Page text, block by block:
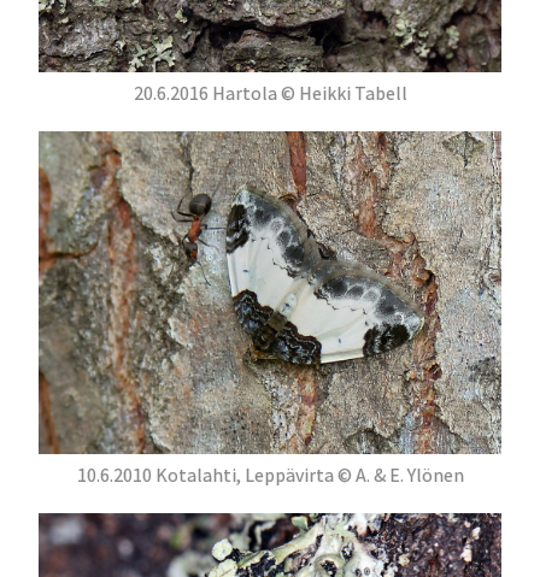
20.6.2016 Hartola © Heikki Tabell
10.6.2010 Kotalahti, Leppävirta © A. & E. Ylönen